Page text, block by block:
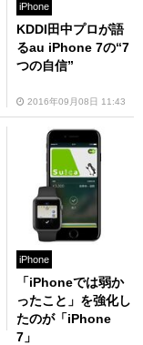
iPhone
KDDI田中プロが語
るau iPhone 7の“7
つの自信”
2016年09月08日 11:43
iPhone
「iPhoneでは弱か
ったこと」を強化し
たのが「iPhone
7」